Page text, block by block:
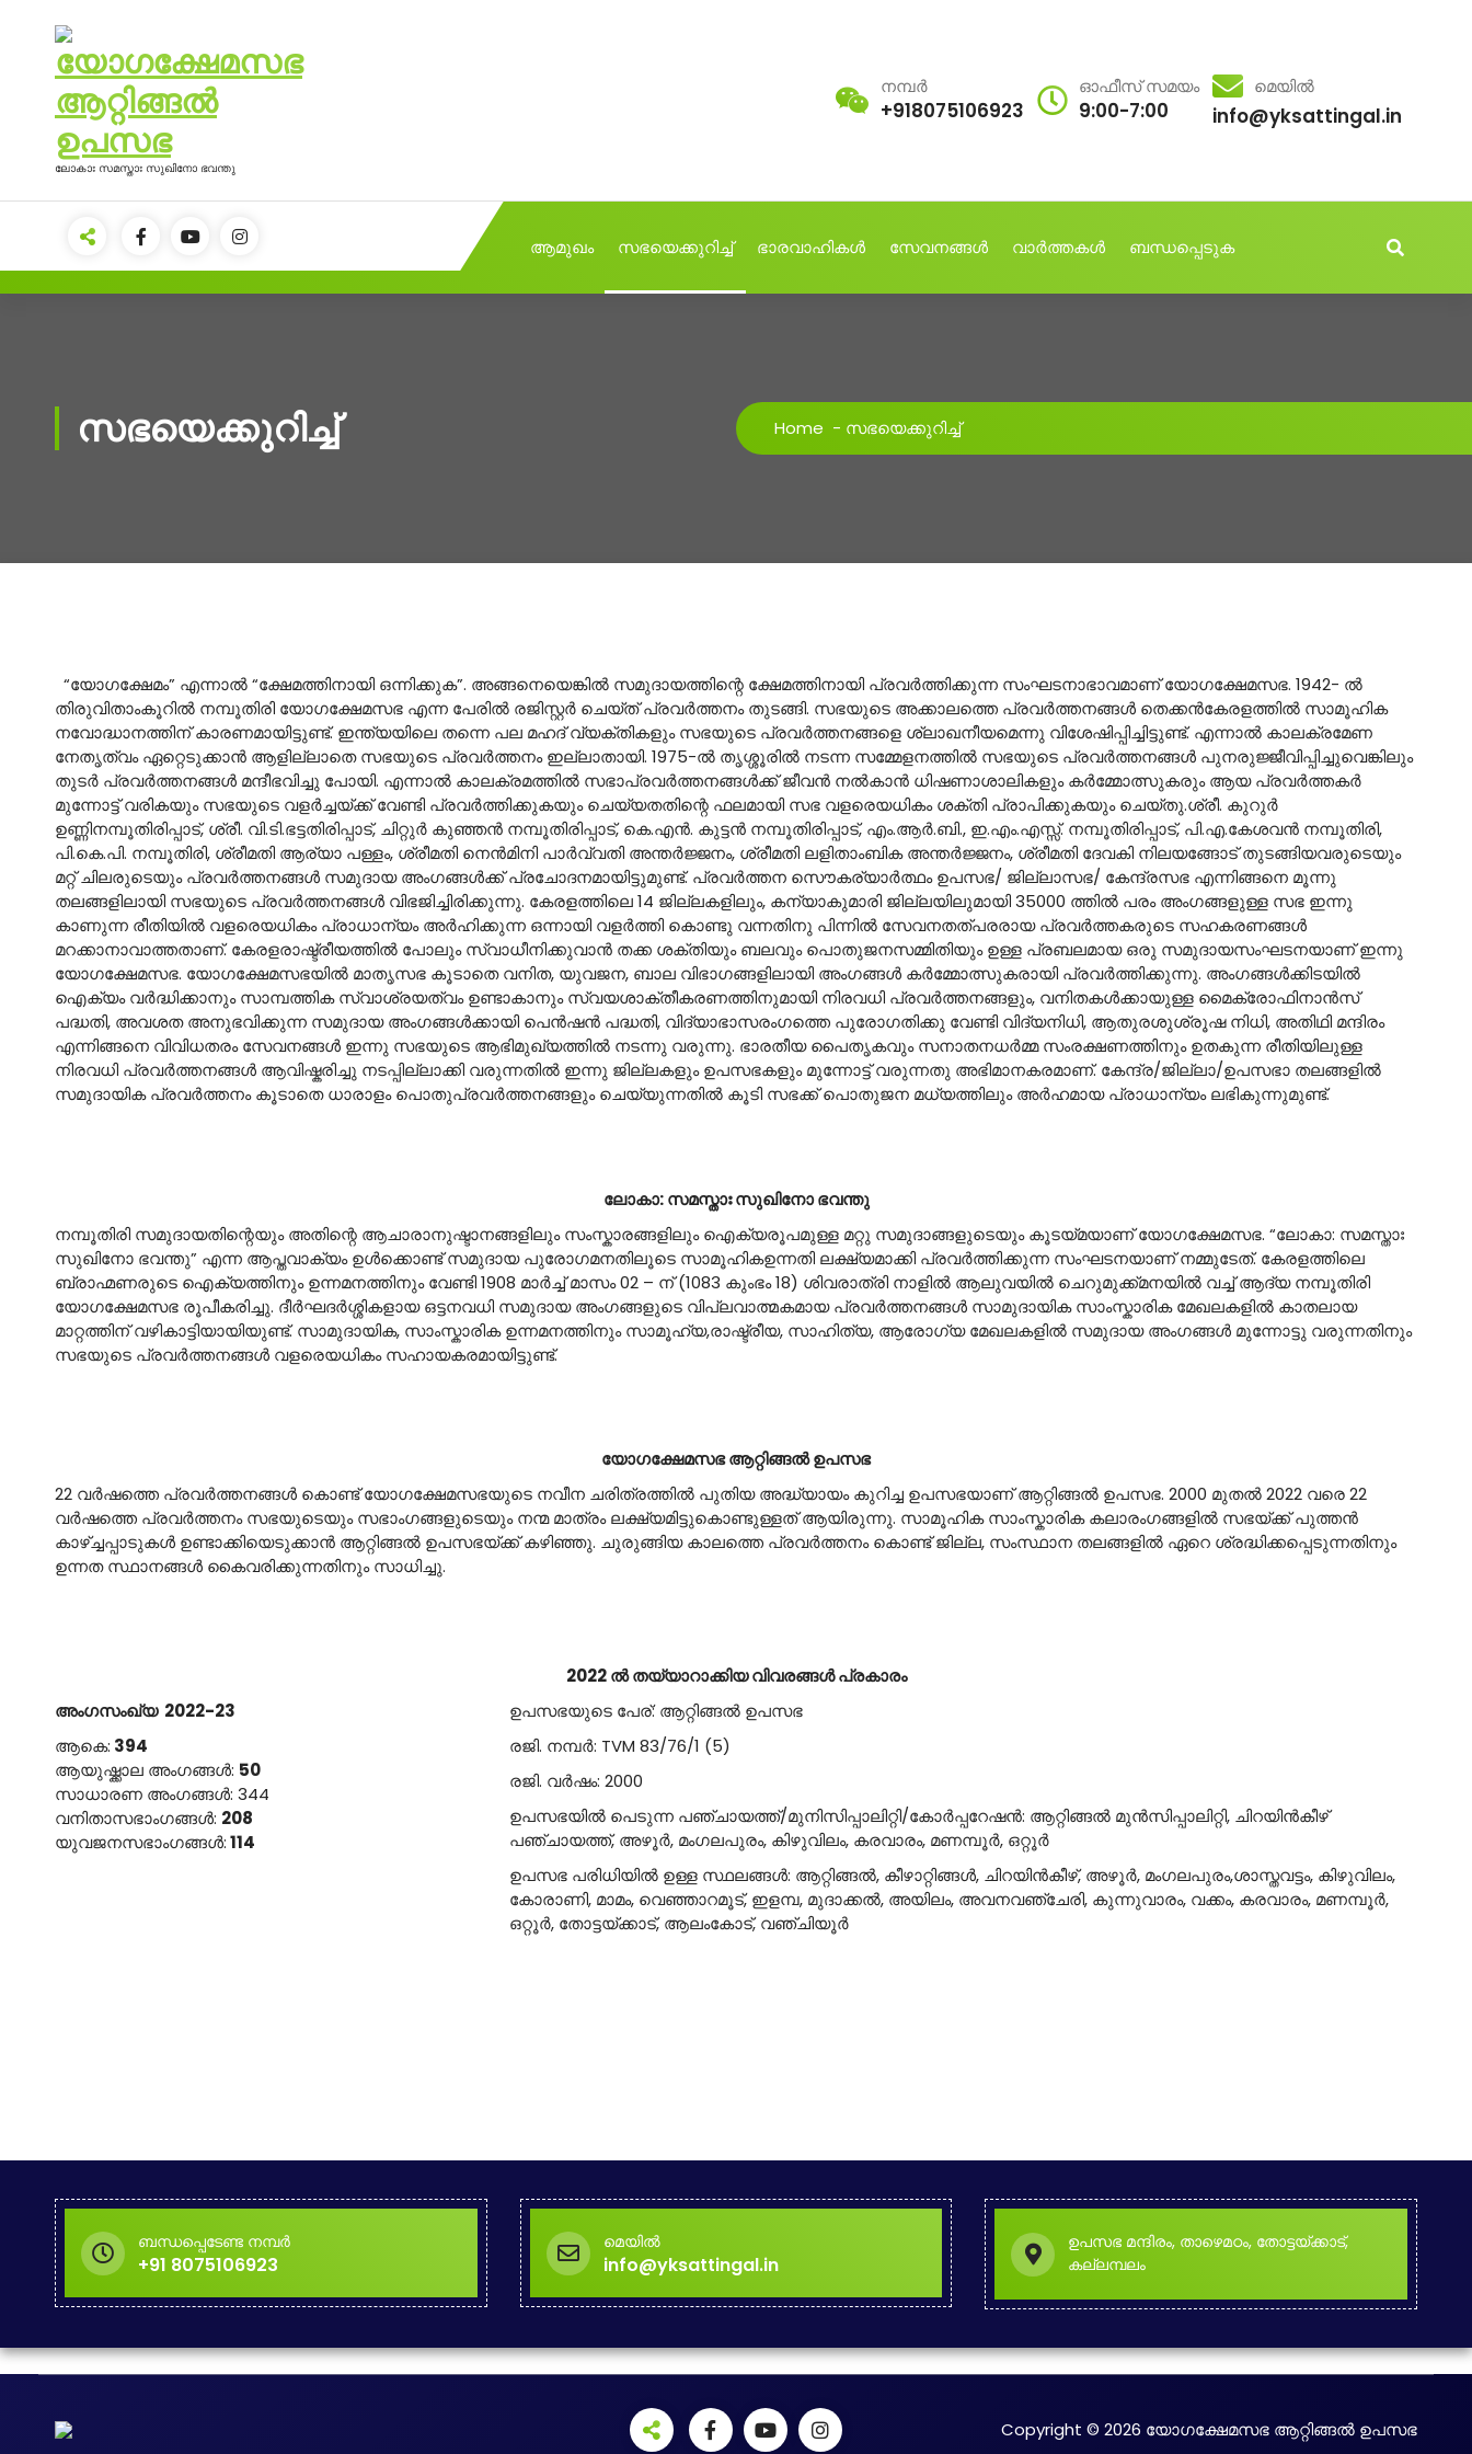
content
ലോകാഃ സമസ്താഃ സുഖിനോ ഭവന്തു
നമ്പർ
+918075106923
ഓഫീസ് സമയം
9:00-7:00
മെയിൽ
info@yksattingal.in
ആമുഖം സഭയെക്കുറിച്ച് ഭാരവാഹികൾ സേവനങ്ങൾ വാർത്തകൾ ബന്ധപ്പെടുക
സഭയെക്കുറിച്ച് Home - സഭയെക്കുറിച്ച്
“യോഗക്ഷേമം” എന്നാല്‍ “ക്ഷേമത്തിനായി ഒന്നിക്കുക”. അങ്ങനെയെങ്കില്‍ സമുദായത്തിന്റെ ക്ഷേമത്തിനായി പ്രവര്‍ത്തിക്കുന്ന സംഘടനാഭാവമാണ് യോഗക്ഷേമസഭ. 1942- ല്‍
തിരുവിതാംകൂറില്‍ നമ്പൂതിരി യോഗക്ഷേമസഭ എന്ന പേരില്‍ രജിസ്റ്റര്‍ ചെയ്ത് പ്രവര്‍ത്തനം തുടങ്ങി. സഭയുടെ അക്കാലത്തെ പ്രവര്‍ത്തനങ്ങള്‍ തെക്കന്‍കേരളത്തില്‍ സാമൂഹിക
നവോദ്ധാനത്തിന് കാരണമായിട്ടുണ്ട്. ഇന്ത്യയിലെ തന്നെ പല മഹദ് വ്യക്തികളും സഭയുടെ പ്രവര്‍ത്തനങ്ങളെ ശ്ലാഖനീയമെന്നു വിശേഷിപ്പിച്ചിട്ടുണ്ട്. എന്നാല്‍ കാലക്രമേണ
നേതൃത്വം ഏറ്റെടുക്കാന്‍ ആളില്ലാതെ സഭയുടെ പ്രവര്‍ത്തനം ഇല്ലാതായി. 1975-ല്‍ തൃശ്ശൂരില്‍ നടന്ന സമ്മേളനത്തില്‍ സഭയുടെ പ്രവര്‍ത്തനങ്ങള്‍ പുനരുജ്ജീവിപ്പിച്ചുവെങ്കിലും
തുടര്‍ പ്രവര്‍ത്തനങ്ങള്‍ മന്ദീഭവിച്ചു പോയി. എന്നാല്‍ കാലക്രമത്തില്‍ സഭാപ്രവര്‍ത്തനങ്ങള്‍ക്ക് ജീവന്‍ നല്‍കാന്‍ ധിഷണാശാലികളും കര്‍മ്മോത്സുകരും ആയ പ്രവര്‍ത്തകര്‍
മുന്നോട്ട് വരികയും സഭയുടെ വളര്‍ച്ചയ്ക്ക് വേണ്ടി പ്രവര്‍ത്തിക്കുകയും ചെയ്യതതിന്റെ ഫലമായി സഭ വളരെയധികം ശക്തി പ്രാപിക്കുകയും ചെയ്തു.ശ്രീ. കുറുര്‍
ഉണ്ണിനമ്പൂതിരിപ്പാട്‌, ശ്രീ. വി.ടി.ഭട്ടതിരിപ്പാട്, ചിറ്റുര്‍ കുഞ്ഞന്‍ നമ്പൂതിരിപ്പാട്‌, കെ.എന്‍. കുട്ടന്‍ നമ്പൂതിരിപ്പാട്‌, എം.ആര്‍.ബി., ഇ.എം.എസ്സ്. നമ്പൂതിരിപ്പാട്‌, പി.എ.കേശവന്‍ നമ്പൂതിരി,
പി.കെ.പി. നമ്പൂതിരി, ശ്രീമതി ആര്യാ പള്ളം, ശ്രീമതി നെന്‍മിനി പാര്‍വ്വതി അന്തര്‍ജ്ജനം, ശ്രീമതി ലളിതാംബിക അന്തര്‍ജ്ജനം, ശ്രീമതി ദേവകി നിലയങ്ങോട് തുടങ്ങിയവരുടെയും
മറ്റ് ചിലരുടെയും പ്രവര്‍ത്തനങ്ങള്‍ സമുദായ അംഗങ്ങള്‍ക്ക് പ്രചോദനമായിട്ടുമുണ്ട്. പ്രവര്‍ത്തന സൌകര്യാര്‍ത്ഥം ഉപസഭ/ ജില്ലാസഭ/ കേന്ദ്രസഭ എന്നിങ്ങനെ മൂന്നു
തലങ്ങളിലായി സഭയുടെ പ്രവര്‍ത്തനങ്ങള്‍ വിഭജിച്ചിരിക്കുന്നു. കേരളത്തിലെ 14 ജില്ലകളിലും, കന്യാകുമാരി ജില്ലയിലുമായി 35000 ത്തില്‍ പരം അംഗങ്ങളുള്ള സഭ ഇന്നു
കാണുന്ന രീതിയില്‍ വളരെയധികം പ്രാധാന്യം അര്‍ഹിക്കുന്ന ഒന്നായി വളര്‍ത്തി കൊണ്ടു വന്നതിനു പിന്നില്‍ സേവനതത്പരരായ പ്രവര്‍ത്തകരുടെ സഹകരണങ്ങള്‍
മറക്കാനാവാത്തതാണ്. കേരളരാഷ്ട്രീയത്തില്‍ പോലും സ്വാധീനിക്കുവാന്‍ തക്ക ശക്തിയും ബലവും പൊതുജനസമ്മിതിയും ഉള്ള പ്രബലമായ ഒരു സമുദായസംഘടനയാണ് ഇന്നു
യോഗക്ഷേമസഭ. യോഗക്ഷേമസഭയില്‍ മാതൃസഭ കൂടാതെ വനിത, യുവജന, ബാല വിഭാഗങ്ങളിലായി അംഗങ്ങള്‍ കര്‍മ്മോത്സുകരായി പ്രവര്‍ത്തിക്കുന്നു. അംഗങ്ങള്‍ക്കിടയില്‍
ഐക്യം വര്‍ദ്ധിക്കാനും സാമ്പത്തിക സ്വാശ്രയത്വം ഉണ്ടാകാനും സ്വയശാക്തീകരണത്തിനുമായി നിരവധി പ്രവര്‍ത്തനങ്ങളും, വനിതകള്‍ക്കായുള്ള മൈക്രോഫിനാന്‍സ്
പദ്ധതി, അവശത അനുഭവിക്കുന്ന സമുദായ അംഗങ്ങള്‍ക്കായി പെന്‍ഷന്‍ പദ്ധതി, വിദ്യാഭാസരംഗത്തെ പുരോഗതിക്കു വേണ്ടി വിദ്യനിധി, ആതുരശുശ്രൂഷ നിധി, അതിഥി മന്ദിരം
എന്നിങ്ങനെ വിവിധതരം സേവനങ്ങള്‍ ഇന്നു സഭയുടെ ആഭിമുഖ്യത്തില്‍ നടന്നു വരുന്നു. ഭാരതീയ പൈതൃകവും സനാതനധര്‍മ്മ സംരക്ഷണത്തിനും ഉതകുന്ന രീതിയിലുള്ള
നിരവധി പ്രവര്‍ത്തനങ്ങള്‍ ആവിഷ്കരിച്ചു നടപ്പില്ലാക്കി വരുന്നതില്‍ ഇന്നു ജില്ലകളും ഉപസഭകളും മുന്നോട്ട് വരുന്നതു അഭിമാനകരമാണ്. കേന്ദ്ര/ജില്ലാ/ഉപസഭാ തലങ്ങളില്‍
സമുദായിക പ്രവര്‍ത്തനം കൂടാതെ ധാരാളം പൊതുപ്രവര്‍ത്തനങ്ങളും ചെയ്യുന്നതില്‍ കൂടി സഭക്ക് പൊതുജന മധ്യത്തിലും അര്‍ഹമായ പ്രാധാന്യം ലഭികുന്നുമുണ്ട്.
ലോകാ: സമസ്താഃ സുഖിനോ ഭവന്തു
നമ്പൂതിരി സമുദായതിന്റെയും അതിന്റെ ആചാരാനുഷ്ടാനങ്ങളിലും സംസ്കാരങ്ങളിലും ഐക്യരൂപമുള്ള മറ്റു സമുദാങ്ങളുടെയും കൂടയ്മയാണ് യോഗക്ഷേമസഭ. “ലോകാ: സമസ്താഃ
സുഖിനോ ഭവന്തു” എന്ന ആപ്തവാക്യം ഉള്‍ക്കൊണ്ട്‌ സമുദായ പുരോഗമനതിലൂടെ സാമൂഹികഉന്നതി ലക്ഷ്യമാക്കി പ്രവര്‍ത്തിക്കുന്ന സംഘടനയാണ് നമ്മുടേത്‌. കേരളത്തിലെ
ബ്രാഹ്മണരുടെ ഐക്യത്തിനും ഉന്നമനത്തിനും വേണ്ടി 1908 മാര്‍ച്ച് മാസം 02 – ന് (1083 കുംഭം 18) ശിവരാത്രി നാളില്‍ ആലുവയില്‍ ചെറുമുക്ക്‌മനയില്‍ വച്ച് ആദ്യ നമ്പൂതിരി
യോഗക്ഷേമസഭ രൂപീകരിച്ചു. ദീര്‍ഘദര്‍ശ്ശികളായ ഒട്ടനവധി സമുദായ അംഗങ്ങളുടെ വിപ്ലവാത്മകമായ പ്രവര്‍ത്തനങ്ങള്‍ സാമുദായിക സാംസ്കാരിക മേഖലകളില്‍ കാതലായ
മാറ്റത്തിന് വഴികാട്ടിയായിയുണ്ട്. സാമുദായിക, സാംസ്കാരിക ഉന്നമനത്തിനും സാമൂഹ്യ,രാഷ്ട്രീയ, സാഹിത്യ, ആരോഗ്യ മേഖലകളില്‍ സമുദായ അംഗങ്ങള്‍ മുന്നോട്ടു വരുന്നതിനും
സഭയുടെ പ്രവര്‍ത്തനങ്ങള്‍ വളരെയധികം സഹായകരമായിട്ടുണ്ട്.
യോഗക്ഷേമസഭ ആറ്റിങ്ങല്‍ ഉപസഭ
22 വര്‍ഷത്തെ പ്രവര്‍ത്തനങ്ങള്‍ കൊണ്ട് യോഗക്ഷേമസഭയുടെ നവീന ചരിത്രത്തില്‍ പുതിയ അദ്ധ്യായം കുറിച്ച ഉപസഭയാണ് ആറ്റിങ്ങല്‍ ഉപസഭ. 2000 മുതല്‍ 2022 വരെ 22
വര്‍ഷത്തെ പ്രവര്‍ത്തനം സഭയുടെയും സഭാംഗങ്ങളുടെയും നന്മ മാത്രം ലക്ഷ്യമിട്ടുകൊണ്ടുള്ളത് ആയിരുന്നു. സാമൂഹിക സാംസ്കാരിക കലാരംഗങ്ങളില്‍ സഭയ്ക്ക് പുത്തന്‍
കാഴ്ച്ചപ്പാടുകള്‍ ഉണ്ടാക്കിയെടുക്കാന്‍ ആറ്റിങ്ങല്‍ ഉപസഭയ്ക്ക് കഴിഞ്ഞു. ചുരുങ്ങിയ കാലത്തെ പ്രവര്‍ത്തനം കൊണ്ട് ജില്ല, സംസ്ഥാന തലങ്ങളില്‍ ഏറെ ശ്രദ്ധിക്കപ്പെടുന്നതിനും
ഉന്നത സ്ഥാനങ്ങള്‍ കൈവരിക്കുന്നതിനും സാധിച്ചു.
2022 ല്‍ തയ്യാറാക്കിയ വിവരങ്ങള്‍ പ്രകാരം
അംഗസംഖ്യ 2022-23
ആകെ: 394
ആയുഷ്ക്കാല അംഗങ്ങള്‍: 50
സാധാരണ അംഗങ്ങള്‍: 344
വനിതാസഭാംഗങ്ങള്‍: 208
യുവജനസഭാംഗങ്ങള്‍:114
ഉപസഭയുടെ പേര്: ആറ്റിങ്ങല്‍ ഉപസഭ
രജി. നമ്പര്‍: TVM 83/76/1 (5)
രജി. വര്‍ഷം: 2000
ഉപസഭയില്‍ പെടുന്ന പഞ്ചായത്ത്/മുനിസിപ്പാലിറ്റി/കോര്‍പ്പറേഷന്‍: ആറ്റിങ്ങല്‍ മുന്‍സിപ്പാലിറ്റി, ചിറയിന്‍കീഴ്‌
പഞ്ചായത്ത്, അഴൂര്‍, മംഗലപുരം, കിഴുവിലം, കരവാരം, മണമ്പൂര്‍, ഒറ്റൂര്‍
ഉപസഭ പരിധിയില്‍ ഉള്ള സ്ഥലങ്ങള്‍: ആറ്റിങ്ങല്‍, കീഴാറ്റിങ്ങള്‍, ചിറയിന്‍കീഴ്‌, അഴൂര്‍, മംഗലപുരം,ശാസ്തവട്ടം, കിഴുവിലം,
കോരാണി, മാമം, വെഞ്ഞാറമൂട്, ഇളമ്പ, മുദാക്കല്‍, അയിലം, അവനവഞ്ചേരി, കുന്നുവാരം, വക്കം, കരവാരം, മണമ്പൂര്‍,
ഒറ്റൂര്‍, തോട്ടയ്ക്കാട്, ആലംകോട്, വഞ്ചിയൂര്‍
ബന്ധപ്പെടേണ്ട നമ്പർ
+91 8075106923
മെയിൽ
info@yksattingal.in
ഉപസഭ മന്ദിരം, താഴെമഠം, തോട്ടയ്ക്കാട്,
കല്ലമ്പലം
Copyright © 2026 യോഗക്ഷേമസഭ ആറ്റിങ്ങൽ ഉപസഭ